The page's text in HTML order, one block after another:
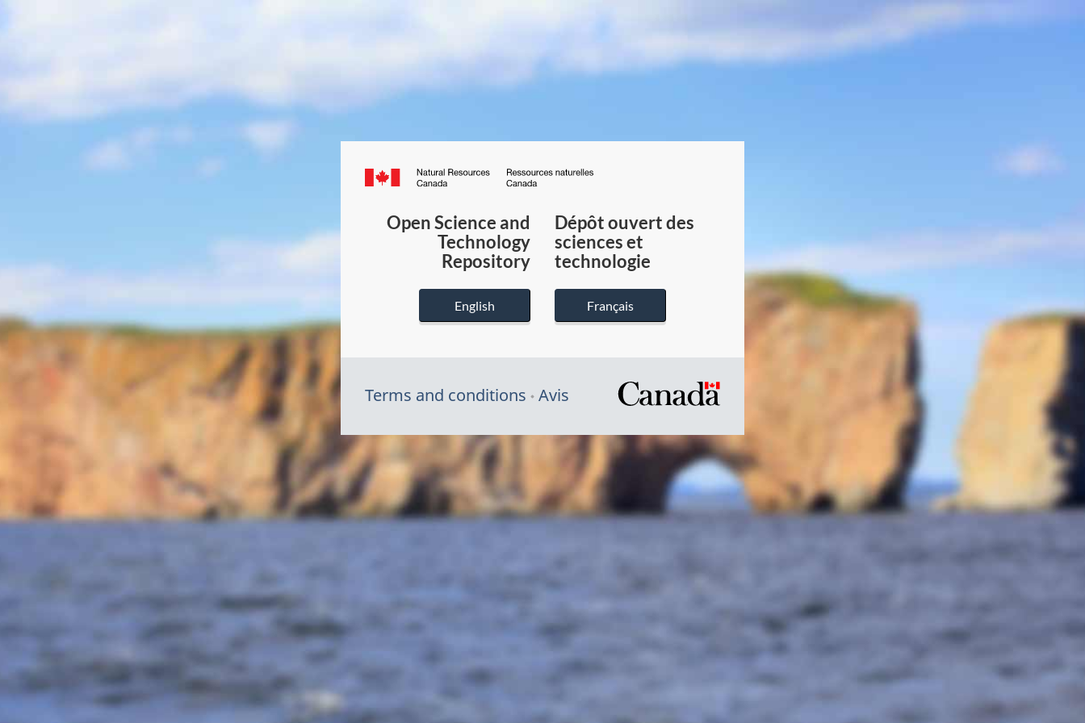
Canada.ca
du
Canada
Open Science and
Technology
Repository
English
Dépôt ouvert des
sciences et
technologie
Français
Terms and conditions Avis
/
du
gouvernement
du